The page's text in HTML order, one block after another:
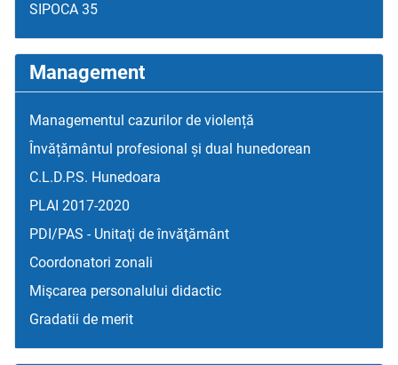
SIPOCA 35
Management
Managementul cazurilor de violență
Învățământul profesional și dual hunedorean
C.L.D.P.S. Hunedoara
PLAI 2017-2020
PDI/PAS - Unitaţi de învăţământ
Coordonatori zonali
Mişcarea personalului didactic
Gradatii de merit